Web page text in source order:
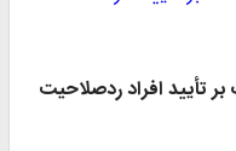
تأیید افراد ردصلاحیت